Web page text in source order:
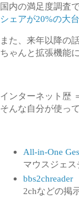
国内の満足度調査
シェアが20%の大台
また、来年以降の
ちゃんと拡張機能
インターネット歴
そんな自分が使っ
All-in-One
マウスジェス
bbs2chreader
2chなどの掲